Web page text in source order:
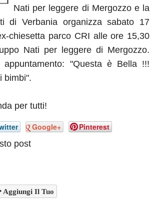
Nati per leggere di Mergozzo e la
di Verbania organizza sabato 17
chiesetta parco CRI alle ore 15,30
Nati per leggere di Mergozzo.
appuntamento: "Questa è Bella !!!
bimbi".
per tutti!
Google+ Pinterest
post
Aggiungi Il Tuo